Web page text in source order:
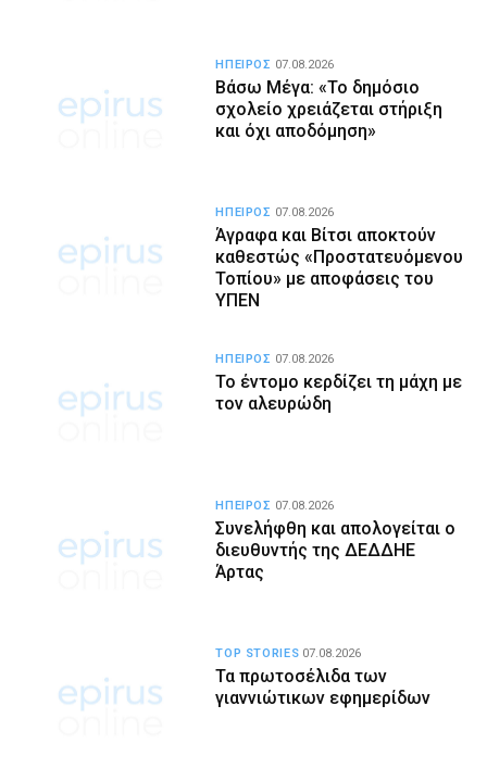
Βάσω Μέγα: «Το δημόσιο
σχολείο χρειάζεται στήριξη
και όχι αποδόμηση»
ΗΠΕΙΡΟΣ 07.08.2026
Άγραφα και Βίτσι αποκτούν
καθεστώς «Προστατευόμενου
Τοπίου» με αποφάσεις του
ΥΠΕΝ
ΗΠΕΙΡΟΣ 07.08.2026
Το έντομο κερδίζει τη μάχη με
τον αλευρώδη
ΗΠΕΙΡΟΣ 07.08.2026
Συνελήφθη και απολογείται ο
διευθυντής της ΔΕΔΔΗΕ
Άρτας
ΗΠΕΙΡΟΣ 07.08.2026
Τα πρωτοσέλιδα των
γιαννιώτικων εφημερίδων
TOP STORIES 07.08.2026